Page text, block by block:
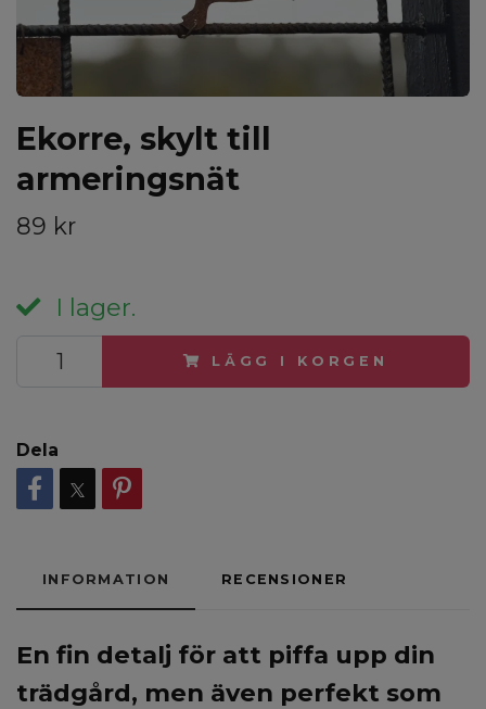
Ekorre, skylt till
armeringsnät
89 kr
I lager.
LÄGG I KORGEN
Dela
INFORMATION RECENSIONER
En fin detalj för att piffa upp din
trädgård, men även perfekt som